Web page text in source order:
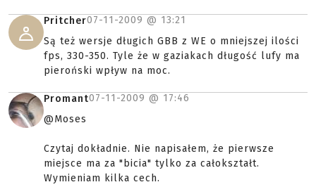
Pritcher07-11-2009 @ 13:21
Są też wersje długich GBB z WE o mniejszej ilości
fps, 330-350. Tyle że w gaziakach długość lufy ma
pieroński wpływ na moc.
Promant07-11-2009 @ 17:46
@Moses
Czytaj dokładnie. Nie napisałem, że pierwsze
miejsce ma za "bicia" tylko za całokształt.
Wymieniam kilka cech.